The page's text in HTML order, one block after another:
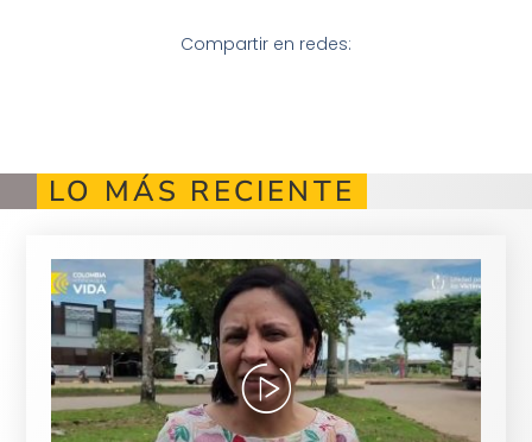
Compartir en redes:
LO MÁS RECIENTE